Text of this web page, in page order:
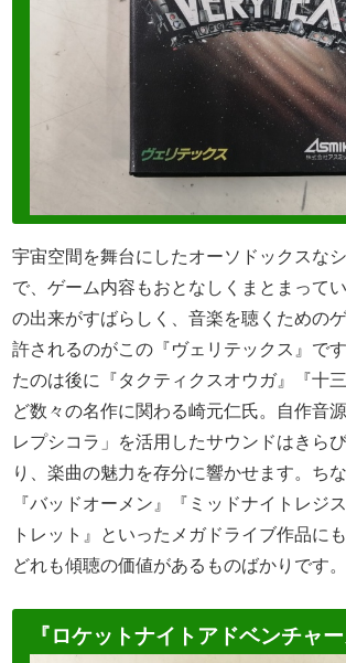
宇宙空間を舞台にしたオーソドックスな
で、ゲーム内容もおとなしくまとまって
の出来がすばらしく、音楽を聴くための
許されるのがこの『ヴェリテックス』で
たのは後に『タクティクスオウガ』『十
ど数々の名作に関わる崎元仁氏。自作音
レプシコラ」を活用したサウンドはきら
り、楽曲の魅力を存分に響かせます。ち
『バッドオーメン』『ミッドナイトレジ
トレット』といったメガドライブ作品に
どれも傾聴の価値があるものばかりです。
『ロケットナイトアドベンチャー